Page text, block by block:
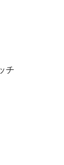
チ